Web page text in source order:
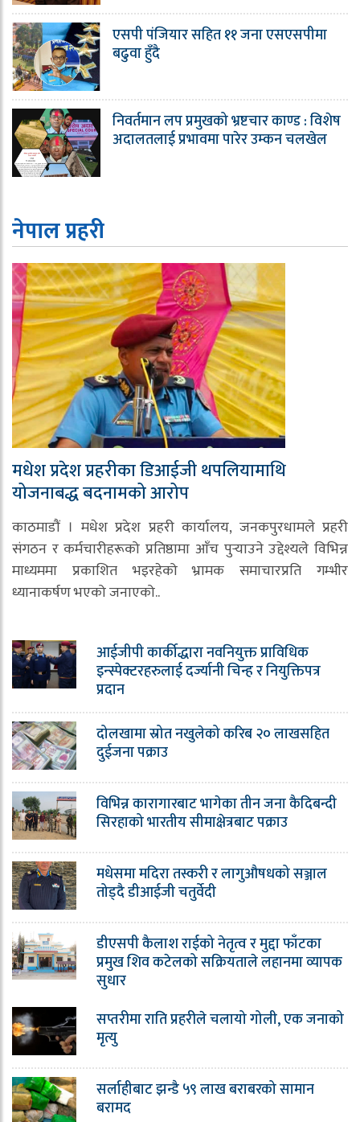
एसपी पंजियार सहित ११ जना एसएसपीमा
बढुवा हुँदै
निवर्तमान लप प्रमुखको भ्रष्टचार काण्ड : विशेष
अदालतलाई प्रभावमा पारेर उम्कन चलखेल
नेपाल प्रहरी
मधेश प्रदेश प्रहरीका डिआईजी थपलियामाथि
योजनाबद्ध बदनामको आरोप
काठमाडौं । मधेश प्रदेश प्रहरी कार्यालय, जनकपुरधामले प्रहरी
संगठन र कर्मचारीहरूको प्रतिष्ठामा आँच पुर्‍याउने उद्देश्यले विभिन्न
माध्यममा प्रकाशित भइरहेको भ्रामक समाचारप्रति गम्भीर
ध्यानाकर्षण भएको जनाएको..
आईजीपी कार्कीद्धारा नवनियुक्त प्राविधिक
इन्स्पेक्टरहरुलाई दर्ज्यानी चिन्ह र नियुक्तिपत्र
प्रदान
दोलखामा स्रोत नखुलेको करिब २० लाखसहित
दुईजना पक्राउ
विभिन्न कारागारबाट भागेका तीन जना कैदिबन्दी
सिरहाको भारतीय सीमाक्षेत्रबाट पक्राउ
मधेसमा मदिरा तस्करी र लागुऔषधको सञ्जाल
तोड्दै डीआईजी चतुर्वेदी
डीएसपी कैलाश राईको नेतृत्व र मुद्दा फाँटका
प्रमुख शिव कटेलको सक्रियताले लहानमा व्यापक
सुधार
सप्तरीमा राति प्रहरीले चलायो गोली, एक जनाको
मृत्यु
सर्लाहीबाट झन्डै ५९ लाख बराबरको सामान
बरामद